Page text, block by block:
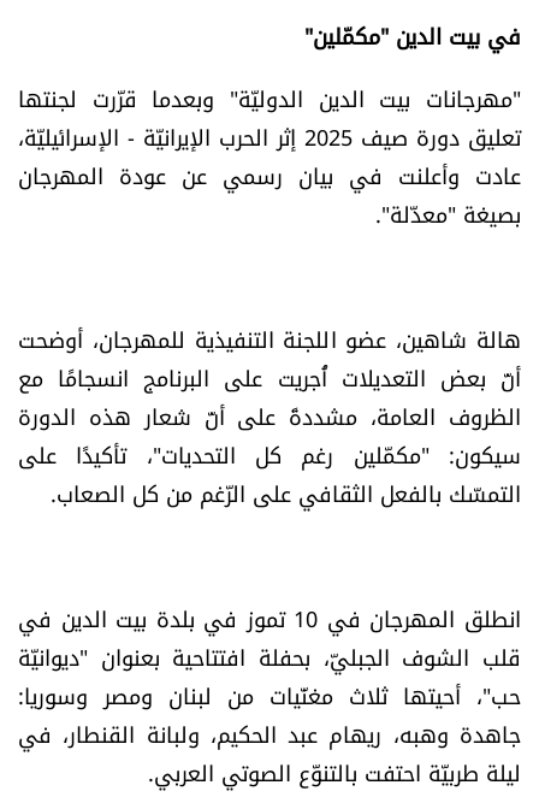
في بيت الدين "مكمّلين"
"مهرجانات بيت الدين الدوليّة" وبعدما قرّرت لجنتها
تعليق دورة صيف 2025 إثر الحرب الإيرانيّة - الإسرائيليّة،
عادت وأعلنت في بيان رسمي عن عودة المهرجان
بصيغة "معدّلة".
هالة شاهين، عضو اللجنة التنفيذية للمهرجان، أوضحت
أنّ بعض التعديلات أُجريت على البرنامج انسجامًا مع
الظروف العامة، مشددةً على أنّ شعار هذه الدورة
سيكون: "مكمّلين رغم كل التحديات"، تأكيدًا على
التمسّك بالفعل الثقافي على الرّغم من كل الصعاب.
انطلق المهرجان في 10 تموز في بلدة بيت الدين في
قلب الشوف الجبليّ، بحفلة افتتاحية بعنوان "ديوانيّة
حب"، أحيتها ثلاث مغنّيات من لبنان ومصر وسوريا:
جاهدة وهبه، ريهام عبد الحكيم، ولبانة القنطار، في
ليلة طربيّة احتفت بالتنوّع الصوتي العربي.